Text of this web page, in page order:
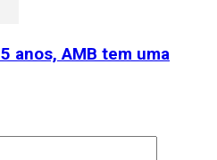
anos, AMB tem uma